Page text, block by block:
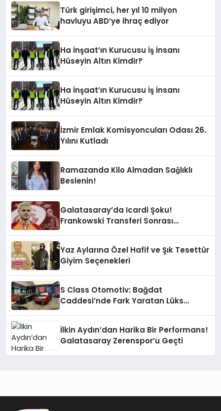
Türk girişimci, her yıl 10 milyon
havluyu ABD’ye ihraç ediyor
Ha İnşaat’ın Kurucusu İş İnsanı
Hüseyin Altın Kimdir?
Ha İnşaat’ın Kurucusu İş İnsanı
Hüseyin Altın Kimdir?
İzmir Emlak Komisyoncuları Odası 26.
Yılını Kutladı
Ramazanda Kilo Almadan Sağlıklı
Beslenin!
Galatasaray’da Icardi Şoku!
Frankowski Transferi Sonrası
Yaz Aylarına Özel Hafif ve Şık Tesettür
Giyim Seçenekleri
S Class Otomotiv: Bağdat
Caddesi’nde Fark Yaratan Lüks
İlkin Aydın’dan Harika Bir Performans!
Galatasaray Zerenspor’u Geçti